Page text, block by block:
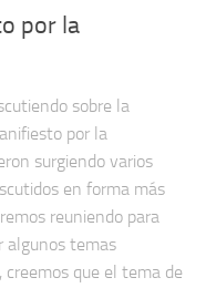
por la
sobre la
por la
surgiendo varios
en forma más
reuniendo para
algunos temas
que el tema de